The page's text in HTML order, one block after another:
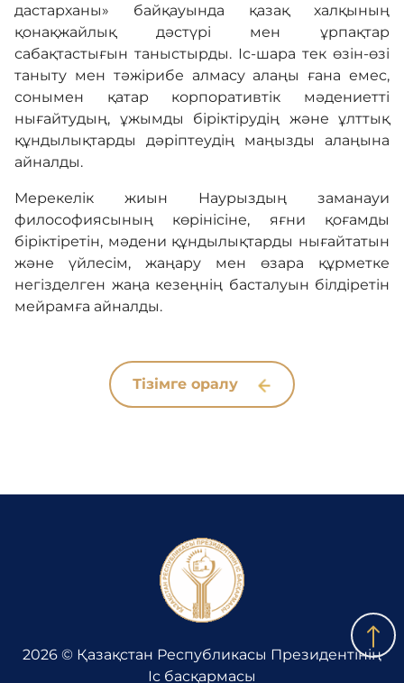
дастарханы» байқауында қазақ халқының
қонақжайлық дәстүрі мен ұрпақтар
сабақтастығын таныстырды. Іс-шара тек өзін-өзі
таныту мен тәжірибе алмасу алаңы ғана емес,
сонымен қатар корпоративтік мәдениетті
нығайтудың, ұжымды біріктірудің және ұлттық
құндылықтарды дәріптеудің маңызды алаңына
айналды.
Мерекелік жиын Наурыздың заманауи
философиясының көрінісіне, яғни қоғамды
біріктіретін, мәдени құндылықтарды нығайтатын
және үйлесім, жаңару мен өзара құрметке
негізделген жаңа кезеңнің басталуын білдіретін
мейрамға айналды.
Тізімге оралу
2026 © Қазақстан Республикасы Президентінің
Іс басқармасы